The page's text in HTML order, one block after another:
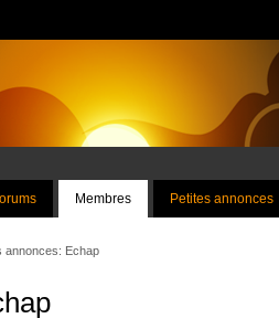
Membres Petites annonces
annonces: Echap